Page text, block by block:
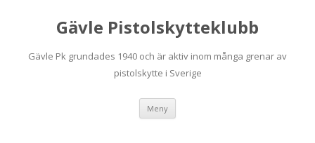
Gävle Pistolskytteklubb
Gävle Pk grundades 1940 och är aktiv inom många grenar av
pistolskytte i Sverige
Meny